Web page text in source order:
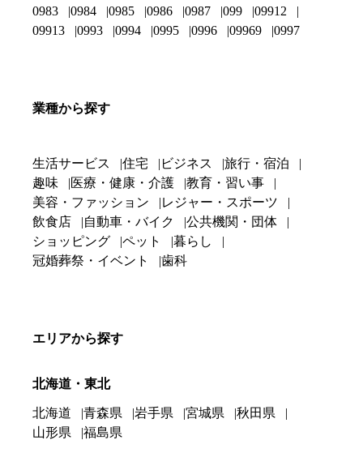
0983
0984 0985 0986 0987 099
09912
09913
0993 0994 0995 0996 09969 0997
業種から探す
生活サービス 住宅 ビジネス
旅行・宿泊
趣味
医療・健康・介護
教育・習い事
美容・ファッション
レジャー・スポーツ
飲食店
自動車・バイク
公共機関・団体
ショッピング
ペット
暮らし
冠婚葬祭・イベント
歯科
エリアから探す
北海道・東北
北海道 青森県 岩手県 宮城県
秋田県
山形県
福島県